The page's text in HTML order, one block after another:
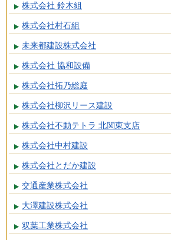
株式会社 鈴木組
株式会社村石組
未来都建設株式会社
株式会社 協和設備
株式会社拓乃総庭
株式会社柳沢リース建設
株式会社不動テトラ 北関東支店
株式会社中村建設
株式会社とだか建設
交通産業株式会社
大澤建設株式会社
双葉工業株式会社